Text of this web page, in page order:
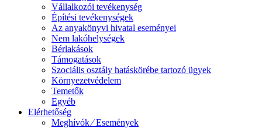
Vállalkozói tevékenység
Építési tevékenységek
Az anyakönyvi hivatal eseményei
Nem lakóhelységek
Bérlakások
Támogatások
Szociális osztály hatáskörébe tartozó ügyek
Környezetvédelem
Temetők
Egyéb
Elérhetőség
Meghívók ⁄ Események